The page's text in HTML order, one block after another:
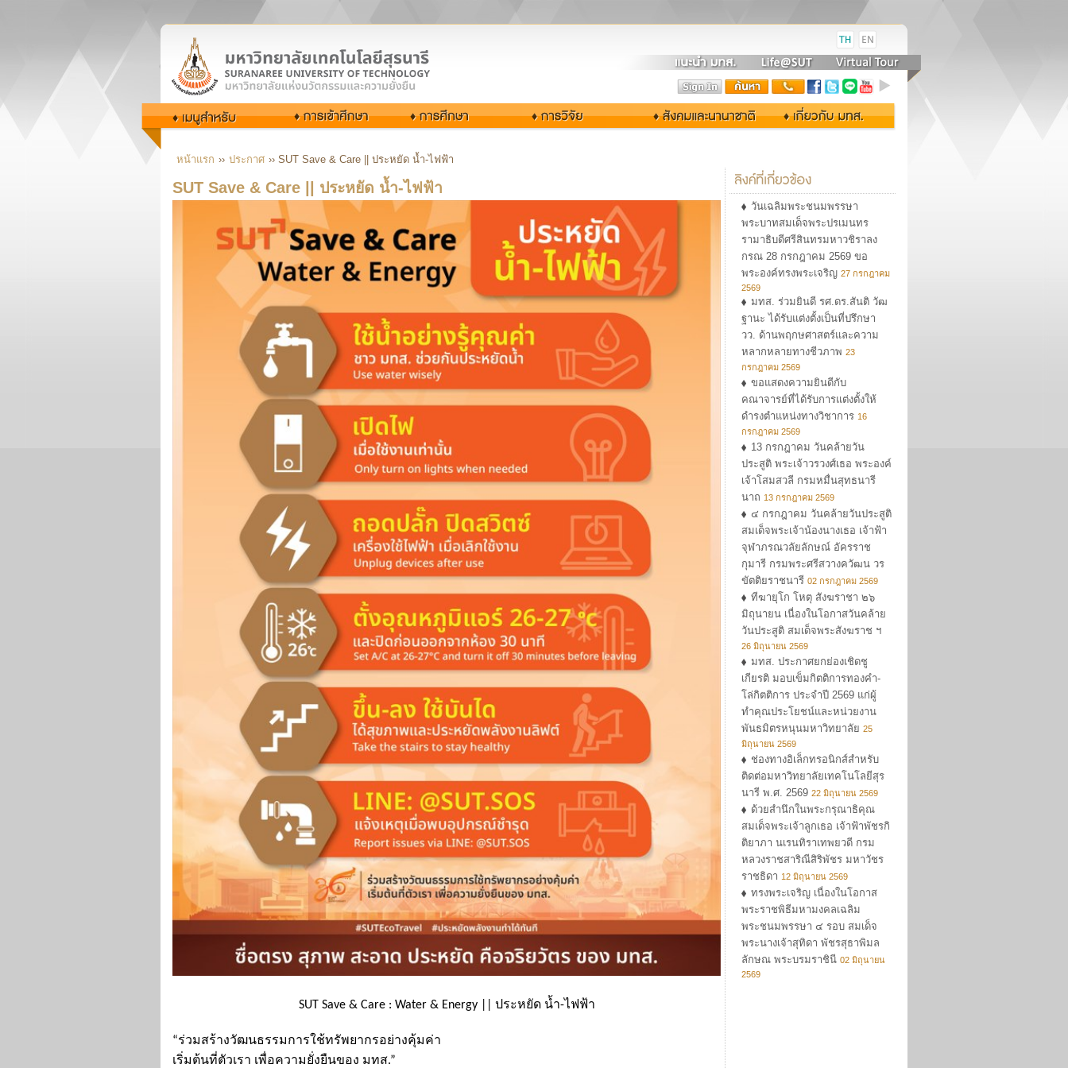
หน้าแรก ›› ประกาศ ›› SUT Save & Care || ประหยัด น้ำ-ไฟฟ้า
SUT Save & Care || ประหยัด น้ำ-ไฟฟ้า
SUT Save & Care : Water & Energy || ประหยัด น้ำ-ไฟฟ้า
“ร่วมสร้างวัฒนธรรมการใช้ทรัพยากรอย่างคุ้มค่า
เริ่มต้นที่ตัวเรา เพื่อความยั่งยืนของ มทส.”
วันเฉลิมพระชนมพรรษา
พระบาทสมเด็จพระปรเมนทร
รามาธิบดีศรีสินทรมหาวชิราลง
กรณ 28 กรกฎาคม 2569 ขอ
พระองค์ทรงพระเจริญ 27 กรกฎาคม
2569
มทส. ร่วมยินดี รศ.ดร.สันติ วัฒ
ฐานะ ได้รับแต่งตั้งเป็นที่ปรึกษา
วว. ด้านพฤกษศาสตร์และความ
หลากหลายทางชีวภาพ 23
กรกฎาคม 2569
ขอแสดงความยินดีกับ
คณาจารย์ที่ได้รับการแต่งตั้งให้
ดำรงตำแหน่งทางวิชาการ 16
กรกฎาคม 2569
13 กรกฎาคม วันคล้ายวัน
ประสูติ พระเจ้าวรวงศ์เธอ พระองค์
เจ้าโสมสวลี กรมหมื่นสุทธนารี
นาถ 13 กรกฎาคม 2569
๔ กรกฎาคม วันคล้ายวันประสูติ
สมเด็จพระเจ้าน้องนางเธอ เจ้าฟ้า
จุฬาภรณวลัยลักษณ์ อัครราช
กุมารี กรมพระศรีสวางควัฒน วร
ขัตติยราชนารี 02 กรกฎาคม 2569
ทีฆายุโก โหตุ สังฆราชา ๒๖
มิถุนายน เนื่องในโอกาสวันคล้าย
วันประสูติ สมเด็จพระสังฆราช ฯ
26 มิถุนายน 2569
มทส. ประกาศยกย่องเชิดชู
เกียรติ มอบเข็มกิตติการทองคำ-
โล่กิตติการ ประจำปี 2569 แก่ผู้
ทำคุณประโยชน์และหน่วยงาน
พันธมิตรหนุนมหาวิทยาลัย 25
มิถุนายน 2569
ช่องทางอิเล็กทรอนิกส์สำหรับ
ติดต่อมหาวิทยาลัยเทคโนโลยีสุร
นารี พ.ศ. 2569 22 มิถุนายน 2569
ด้วยสำนึกในพระกรุณาธิคุณ
สมเด็จพระเจ้าลูกเธอ เจ้าฟ้าพัชรกิ
ติยาภา นเรนทิราเทพยวดี กรม
หลวงราชสาริณีสิริพัชร มหาวัชร
ราชธิดา 12 มิถุนายน 2569
ทรงพระเจริญ เนื่องในโอกาส
พระราชพิธีมหามงคลเฉลิม
พระชนมพรรษา ๔ รอบ สมเด็จ
พระนางเจ้าสุทิดา พัชรสุธาพิมล
ลักษณ พระบรมราชินี 02 มิถุนายน
2569